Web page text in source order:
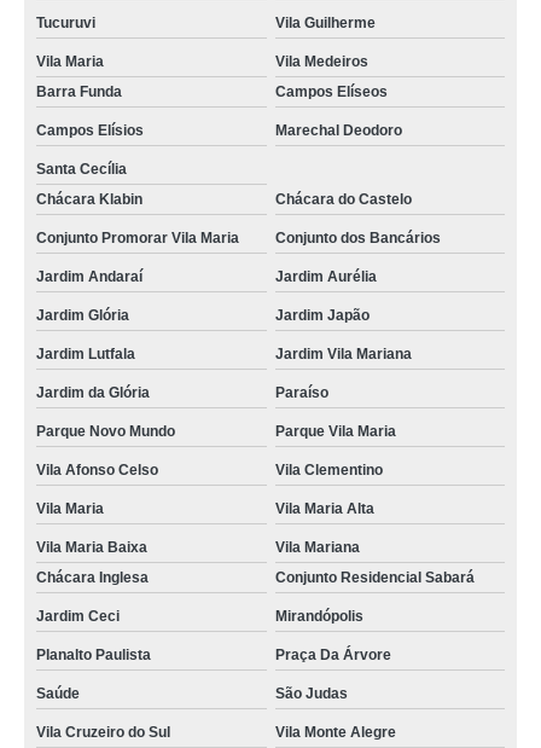
Tucuruvi Vila Guilherme
Vila Maria
Vila Medeiros
Barra Funda
Campos Elíseos
Campos Elísios Marechal Deodoro
Santa Cecília
Chácara Klabin
Chácara do Castelo
Conjunto Promorar Vila Maria Conjunto dos Bancários
Jardim Andaraí Jardim Aurélia
Jardim Glória Jardim Japão
Jardim Lutfala Jardim Vila Mariana
Jardim da Glória Paraíso
Parque Novo Mundo Parque Vila Maria
Vila Afonso Celso Vila Clementino
Vila Maria Vila Maria Alta
Vila Maria Baixa
Vila Mariana
Chácara Inglesa
Conjunto Residencial Sabará
Jardim Ceci Mirandópolis
Planalto Paulista Praça Da Árvore
Saúde São Judas
Vila Cruzeiro do Sul Vila Monte Alegre